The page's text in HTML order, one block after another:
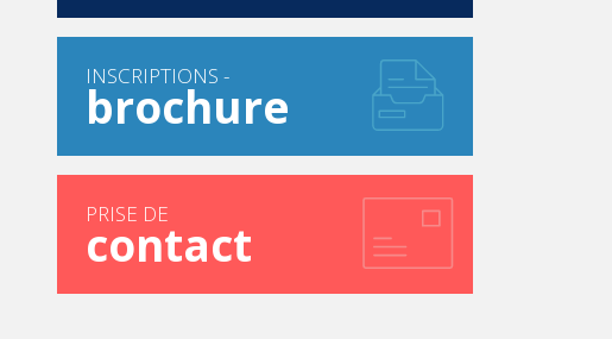
INSCRIPTIONS -
brochure
PRISE DE
contact